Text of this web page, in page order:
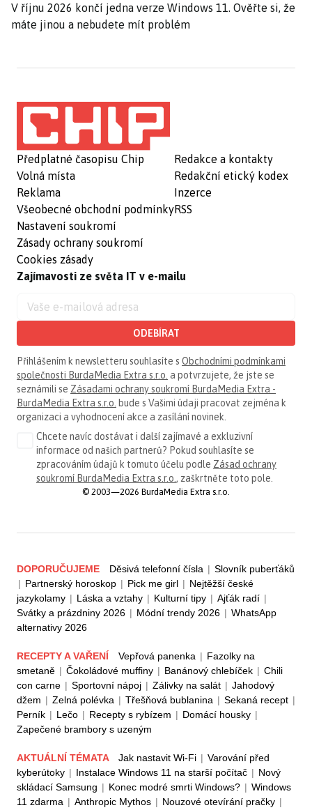
V říjnu 2026 končí jedna verze Windows 11. Ověřte si, že
máte jinou a nebudete mít problém
Předplatné časopisu Chip
Volná místa
Reklama
Všeobecné obchodní podmínky
Nastavení soukromí
Zásady ochrany soukromí
Cookies zásady
Redakce a kontakty
Redakční etický kodex
Inzerce
RSS
Zajímavosti ze světa IT v e-mailu
ODEBÍRAT
Přihlášením k newsletteru souhlasíte s Obchodními podmínkami
společnosti BurdaMedia Extra s.r.o. a potvrzujete, že jste se
seznámili se Zásadami ochrany soukromí BurdaMedia Extra -
BurdaMedia Extra s.r.o. bude s Vašimi údaji pracovat zejména k
organizaci a vyhodnocení akce a zasílání novinek.
Chcete navíc dostávat i další zajímavé a exkluzivní
informace od našich partnerů? Pokud souhlasíte se
zpracováním údajů k tomuto účelu podle Zásad ochrany
soukromí BurdaMedia Extra s.r.o. , zaškrtněte toto pole.
© 2003—2026 BurdaMedia Extra s.r.o.
DOPORUČUJEME Děsivá telefonní čísla | Slovník puberťáků
| Partnerský horoskop | Pick me girl | Nejtěžší české
jazykolamy | Láska a vztahy | Kulturní tipy | Ajťák radí |
Svátky a prázdniny 2026 | Módní trendy 2026 | WhatsApp
alternativy 2026
RECEPTY A VAŘENÍ Vepřová panenka | Fazolky na
smetaně | Čokoládové muffiny | Banánový chlebíček | Chili
con carne | Sportovní nápoj | Zálivky na salát | Jahodový
džem | Zelná polévka | Třešňová bublanina | Sekaná recept |
Perník | Lečo | Recepty s rybízem | Domácí housky |
Zapečené brambory s uzeným
AKTUÁLNÍ TÉMATA Jak nastavit Wi-Fi | Varování před
kyberútoky | Instalace Windows 11 na starší počítač | Nový
skládací Samsung | Konec modré smrti Windows? | Windows
11 zdarma | Anthropic Mythos | Nouzové otevírání pračky |